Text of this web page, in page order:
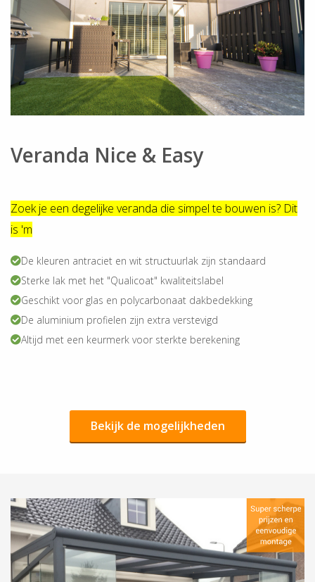
Veranda Nice & Easy
Zoek je een degelijke veranda die simpel te bouwen is? Dit
is 'm
De kleuren antraciet en wit structuurlak zijn standaard
Sterke lak met het "Qualicoat" kwaliteitslabel
Geschikt voor glas en polycarbonaat dakbedekking
De aluminium profielen zijn extra verstevigd
Altijd met een keurmerk voor sterkte berekening
Bekijk de mogelijkheden